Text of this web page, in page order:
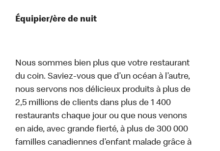
Équipier/ère de nuit
Nous sommes bien plus que votre restaurant
du coin. Saviez-vous que d’un océan à l’autre,
nous servons nos délicieux produits à plus de
2,5 millions de clients dans plus de 1 400
restaurants chaque jour ou que nous venons
en aide, avec grande fierté, à plus de 300 000
familles canadiennes d’enfant malade grâce à